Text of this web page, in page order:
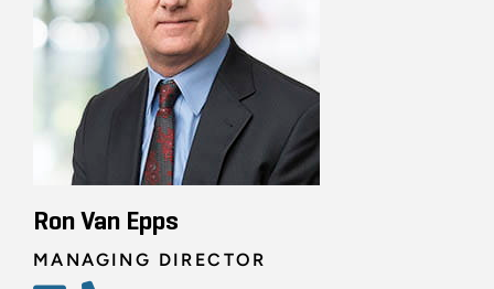
Ron Van Epps
MANAGING DIRECTOR